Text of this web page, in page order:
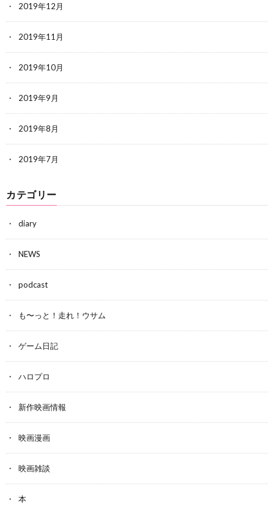
2019年12月
2019年11月
2019年10月
2019年9月
2019年8月
2019年7月
カテゴリー
diary
NEWS
podcast
も〜っと！走れ！ウサム
ゲーム日記
ハロプロ
新作映画情報
映画漫画
映画雑談
本